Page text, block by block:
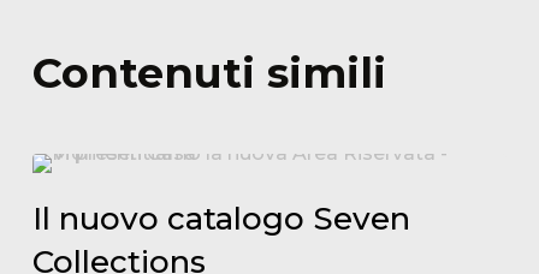
Contenuti simili
Il
nuovo
catalogo
Il nuovo catalogo Seven
Collections